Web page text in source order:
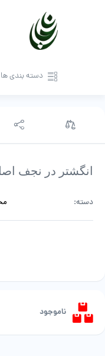
دسته بندی ها
انگشتر در نجف
دسته:
ناموجود